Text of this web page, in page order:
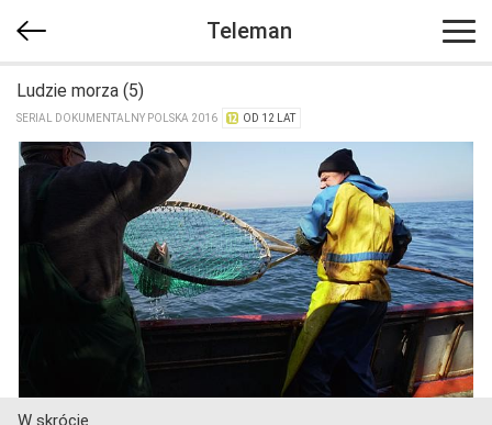
Teleman
Ludzie morza (5)
SERIAL DOKUMENTALNY POLSKA 2016 OD 12 LAT
W skrócie